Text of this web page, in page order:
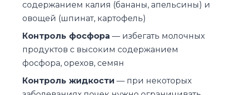
содержанием калия (бананы, апельсины) и
овощей (шпинат, картофель)
Контроль фосфора — избегать молочных
продуктов с высоким содержанием
фосфора, орехов, семян
Контроль жидкости — при некоторых